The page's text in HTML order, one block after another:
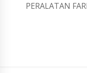
PERALATAN